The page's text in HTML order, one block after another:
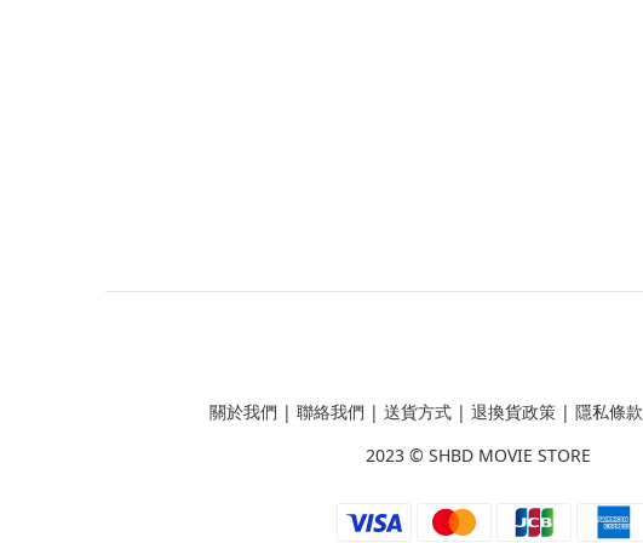
關於我們 | 聯絡我們 | 送貨方式| 退換貨政策| 隱私條款
2023 © SHBD MOVIE STORE